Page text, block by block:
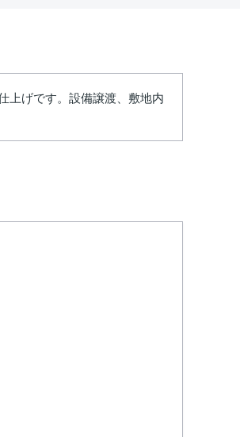
上げです。設備譲渡、敷地内